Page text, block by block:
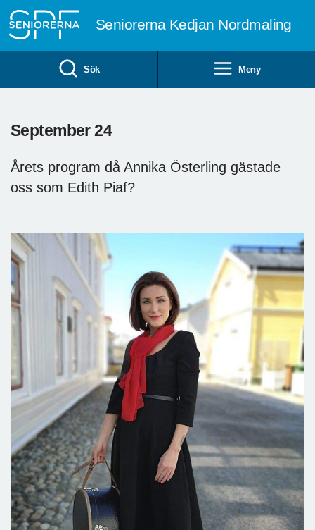
Seniorerna Kedjan Nordmaling
Sök Meny
September 24
Årets program då Annika Österling gästade
oss som Edith Piaf?